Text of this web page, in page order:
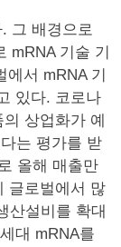
그 배경으로
mRNA 기술 기
에서 mRNA 기
있다. 코로나
상업화가 예
는 평가를 받
올해 매출만
글로벌에서 많
산설비를 확대
대 mRNA를